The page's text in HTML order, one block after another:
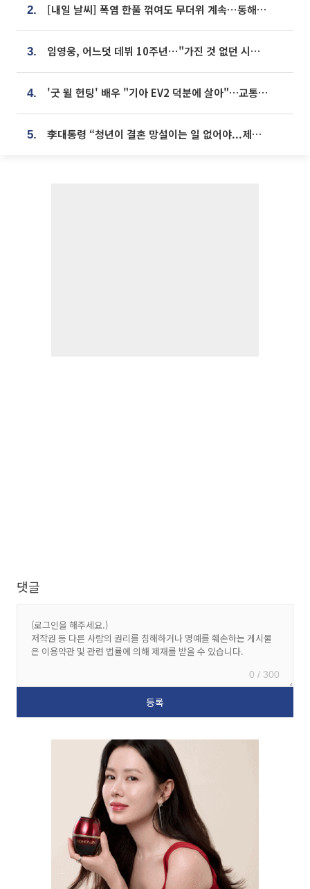
2. [내일 날씨] 폭염 한풀 꺾여도 무더위 계속⋯동해안 이틀 연속 비
3. 임영웅, 어느덧 데뷔 10주년⋯"가진 것 없던 시절, 내 앞엔 20명의 팬뿐"
4. '굿 윌 헌팅' 배우 "기아 EV2 덕분에 살아"…교통사고 후 안전성 극찬
5. 李대통령 “청년이 결혼 망설이는 일 없어야...제도상 불이익 조사”
댓글
0 / 300